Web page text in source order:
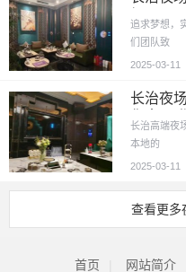
加入
追求梦想，
们团队致
2025-03-11
长治夜
您意,工
长治高端夜
本地的
2025-03-11
查看更多
首页 网站简介